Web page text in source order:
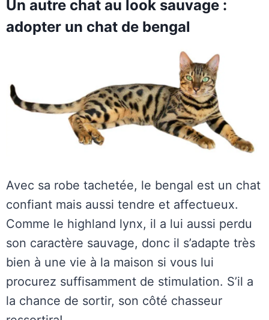
Un autre chat au look sauvage :
adopter un chat de bengal
Avec sa robe tachetée, le bengal est un chat
confiant mais aussi tendre et affectueux.
Comme le highland lynx, il a lui aussi perdu
son caractère sauvage, donc il s’adapte très
bien à une vie à la maison si vous lui
procurez suffisamment de stimulation. S’il a
la chance de sortir, son côté chasseur